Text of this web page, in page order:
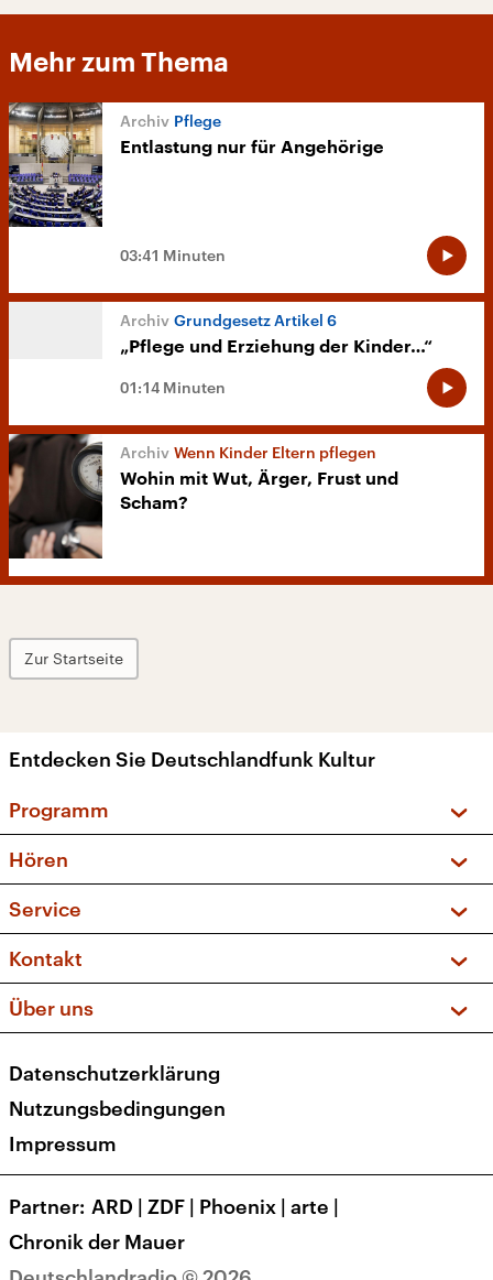
Mehr zum Thema
Pflege
Entlastung nur für Angehörige
03:41 Minuten
Grundgesetz Artikel 6
„Pflege und Erziehung der Kinder…“
01:14 Minuten
Wenn Kinder Eltern pflegen
Wohin mit Wut, Ärger, Frust und
Scham?
Zur Startseite
Entdecken Sie Deutschlandfunk Kultur
Programm
Sendungen und Podcasts
Musikliste
Kakadu – Das Kinderprogramm
Hören
Frequenzen (UKW + DAB+)
Service
FAQ
Apps
Newsletter
Veranstaltungen
Kontakt
Social Media
Über uns
Presse
Karriere
Transparenz
Datenschutzerklärung
Nutzungsbedingungen
Impressum
Partner ARD | ZDF | Phoenix | arte |
Chronik der Mauer